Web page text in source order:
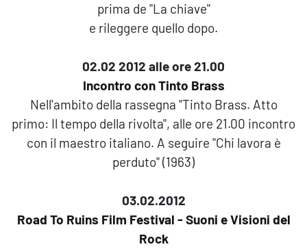
prima de "La chiave"
e rileggere quello dopo.
02.02 2012 alle ore 21.00
Incontro con Tinto Brass
Nell'ambito della rassegna "Tinto Brass. Atto
primo: Il tempo della rivolta", alle ore 21.00 incontro
con il maestro italiano. A seguire "Chi lavora è
perduto" (1963)
03.02.2012
Road To Ruins Film Festival - Suoni e Visioni del
Rock